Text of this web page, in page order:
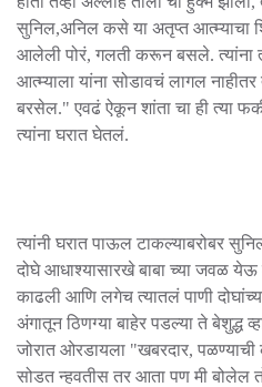
सुनिल,अनिल कसे या अतृप्त आत्म्याचा
आलेली पोरं, गलती करून बसले. त्यांना
आत्म्याला यांना सोडावचं लागल
बरसेल." एवढं ऐकून शांता चा ही त्या
त्यांना घरात घेतलं.
त्यांनी घरात पाऊल टाकल्याबरोबर
दोघे आधाश्यासारखे बाबा च्या जवळ
काढली आणि लगेच त्यातलं पाणी
अंगातून ठिणग्या बाहेर पडल्या ते बेशुद्ध
जोरात ओरडायला "खबरदार,
सोडत न्हवतीस तर आता पण मी बोलेल